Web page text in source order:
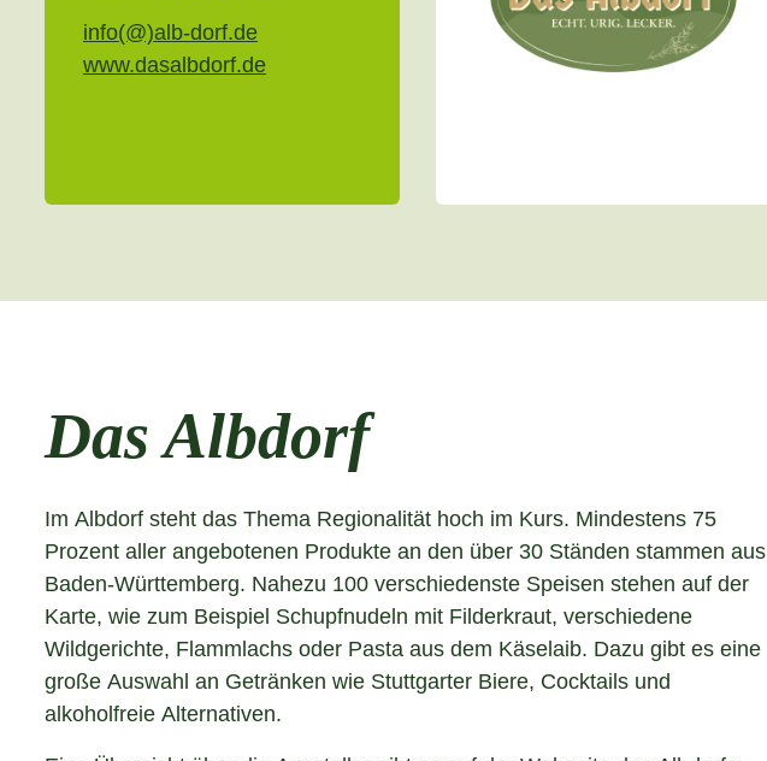
info(@)alb-dorf.de
www.dasalbdorf.de
Das Albdorf
Im Albdorf steht das Thema Regionalität hoch im Kurs. Mindestens 75
Prozent aller angebotenen Produkte an den über 30 Ständen stammen aus
Baden-Württemberg. Nahezu 100 verschiedenste Speisen stehen auf der
Karte, wie zum Beispiel Schupfnudeln mit Filderkraut, verschiedene
Wildgerichte, Flammlachs oder Pasta aus dem Käselaib. Dazu gibt es eine
große Auswahl an Getränken wie Stuttgarter Biere, Cocktails und
alkoholfreie Alternativen.